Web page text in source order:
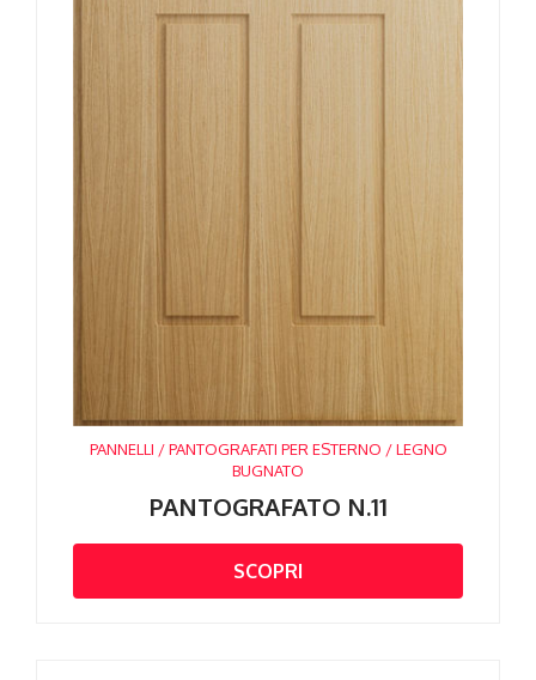
PANNELLI / PANTOGRAFATI PER ESTERNO / LEGNO
BUGNATO
PANTOGRAFATO N.11
SCOPRI